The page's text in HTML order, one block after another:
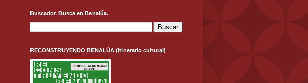
Buscador. Busca en Benalúa.
RECONSTRUYENDO BENALÚA (Itinerario cultural)